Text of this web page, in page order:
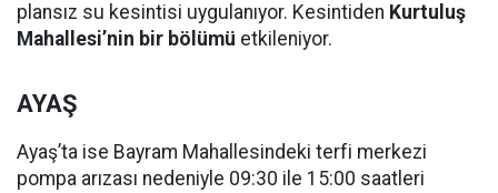
plansız su kesintisi uygulanıyor. Kesintiden Kurtuluş
Mahallesi’nin bir bölümü etkileniyor.
AYAŞ
Ayaş’ta ise Bayram Mahallesindeki terfi merkezi
pompa arızası nedeniyle 09:30 ile 15:00 saatleri